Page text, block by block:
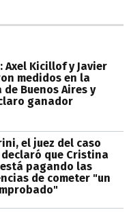
Axel Kicillof y Javier
medidos en la
Buenos Aires y
ganador
el juez del caso
que Cristina
pagando las
de cometer "un